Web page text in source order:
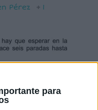
para
Pérez
1